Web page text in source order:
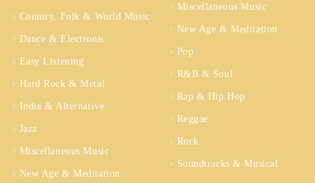
Country, Folk & World Music
Dance & Electronic
Easy Listening
Hard Rock & Metal
Indie & Alternative
Jazz
Miscellaneous Music
New Age & Meditation
Miscellaneous Music
New Age & Meditation
Pop
R&B & Soul
Rap & Hip Hop
Reggae
Rock
Soundtracks & Musical